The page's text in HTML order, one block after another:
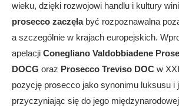
wieku, dzięki rozwojowi handlu i kultury
prosecco zaczęłabyć rozpoznawalna
a szczególnie w krajach europejskich.
apelacji Conegliano Valdobbiadene
DOCG oraz Prosecco Treviso DOC w
pozycję prosecco jako synonimu luksusu i
przyczyniając się do jego